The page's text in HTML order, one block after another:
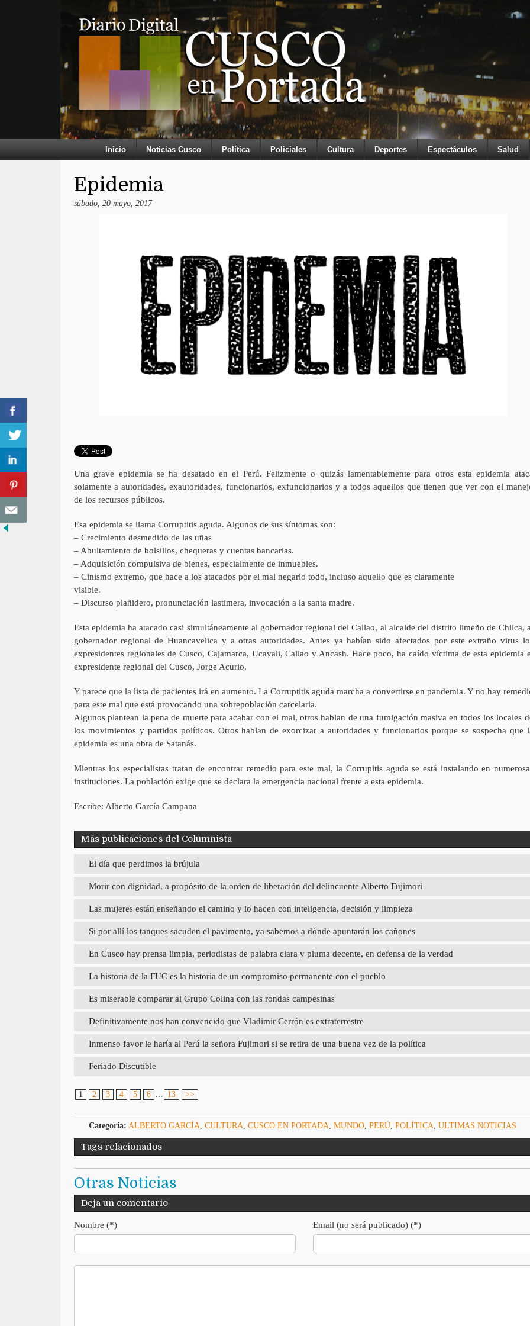
Inicio Noticias Cusco Política Policiales Cultura Deportes Espectáculos Salud
Epidemia
sábado, 20 mayo, 2017
Una grave epidemia se ha desatado en el Perú. Felizmente o quizás lamentablemente para otros esta epidemia
solamente a autoridades, exautoridades, funcionarios, exfuncionarios y a todos aquellos que tienen que ver con el
de los recursos públicos.
Esa epidemia se llama Corruptitis aguda. Algunos de sus síntomas son:
– Crecimiento desmedido de las uñas
– Abultamiento de bolsillos, chequeras y cuentas bancarias.
– Adquisición compulsiva de bienes, especialmente de inmuebles.
– Cinismo extremo, que hace a los atacados por el mal negarlo todo, incluso aquello que es claramente
visible.
– Discurso plañidero, pronunciación lastimera, invocación a la santa madre.
Esta epidemia ha atacado casi simultáneamente al gobernador regional del Callao, al alcalde del distrito limeño de Chilca,
gobernador regional de Huancavelica y a otras autoridades. Antes ya habían sido afectados por este extraño virus
expresidentes regionales de Cusco, Cajamarca, Ucayali, Callao y Ancash. Hace poco, ha caído víctima de esta epidemia
expresidente regional del Cusco, Jorge Acurio.
Y parece que la lista de pacientes irá en aumento. La Corruptitis aguda marcha a convertirse en pandemia. Y no hay
para este mal que está provocando una sobrepoblación carcelaria.
Algunos plantean la pena de muerte para acabar con el mal, otros hablan de una fumigación masiva en todos los locales
los movimientos y partidos políticos. Otros hablan de exorcizar a autoridades y funcionarios porque se sospecha que
epidemia es una obra de Satanás.
Mientras los especialistas tratan de encontrar remedio para este mal, la Corrupitis aguda se está instalando en
instituciones. La población exige que se declara la emergencia nacional frente a esta epidemia.
Escribe: Alberto García Campana
Más publicaciones del Columnista
El día que perdimos la brújula
Morir con dignidad, a propósito de la orden de liberación del delincuente Alberto Fujimori
Las mujeres están enseñando el camino y lo hacen con inteligencia, decisión y limpieza
Si por allí los tanques sacuden el pavimento, ya sabemos a dónde apuntarán los cañones
En Cusco hay prensa limpia, periodistas de palabra clara y pluma decente, en defensa de la verdad
La historia de la FUC es la historia de un compromiso permanente con el pueblo
Es miserable comparar al Grupo Colina con las rondas campesinas
Definitivamente nos han convencido que Vladimir Cerrón es extraterrestre
Inmenso favor le haría al Perú la señora Fujimori si se retira de una buena vez de la política
Feriado Discutible
1 2 3 4 5 6 13 >>
Categoría: ALBERTO GARCÍA CULTURA CUSCO EN PORTADA MUNDO, PERÚ, POLÍTICA ULTIMAS NOTICIAS
Tags relacionados
Otras Noticias
Deja un comentario
Nombre (*) Email (no será publicado) (*)